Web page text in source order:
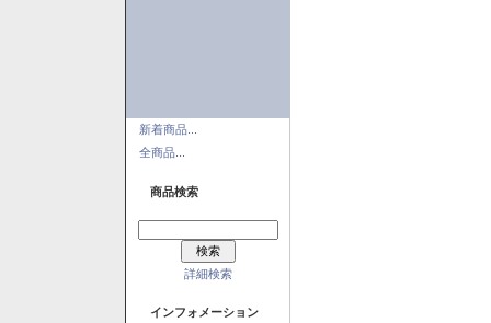
新着商品...
全商品...
商品検索
詳細検索
インフォメーション